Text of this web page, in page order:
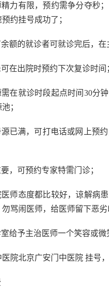
力有限，预约需争分夺秒
约挂号成功了；
额的就诊者可就诊完后，在
在出院时预约下次复诊时间
在就诊时段起点时间30分
；
已满，可打电话或网上预
，可预约专家特需门诊；
师态度都比较好，谅解病
骂闹医师，给医师留下恶劣
给予主治医师一个笑容或微
院北京广安门中医院 挂号